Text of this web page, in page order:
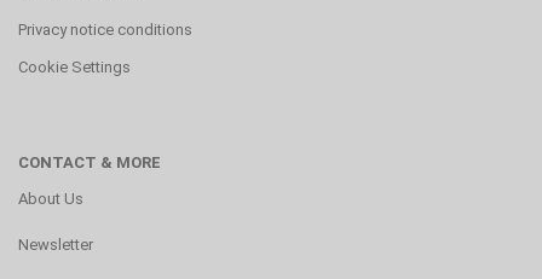
Privacy notice conditions
Cookie Settings
CONTACT & MORE
About Us
Newsletter